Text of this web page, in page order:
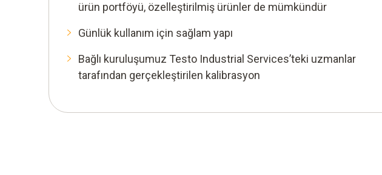
ürün portföyü, özelleştirilmiş ürünler de mümkündür
Günlük kullanım için sağlam yapı
Bağlı kuruluşumuz Testo Industrial Services’teki uzmanlar
tarafından gerçekleştirilen kalibrasyon